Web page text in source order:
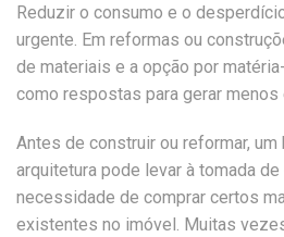
Reduzir o consumo e o
urgente. Em reformas ou
de materiais e a opção por
como respostas para gerar menos
Antes de construir ou reformar,
arquitetura pode levar à tomada
necessidade de comprar certos
existentes no imóvel. Muitas